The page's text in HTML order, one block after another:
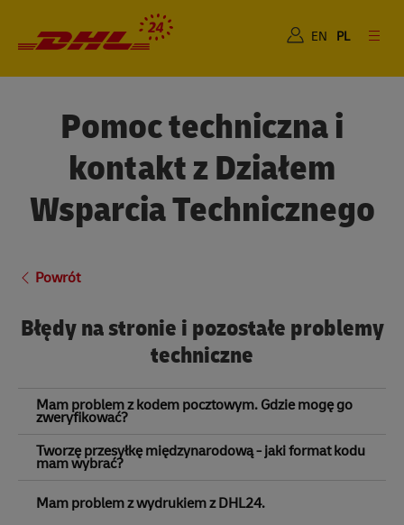
EN PL
Pomoc techniczna i
kontakt z Działem
Wsparcia Technicznego
Powrót
Błędy na stronie i pozostałe problemy
techniczne
Mam problem z kodem pocztowym. Gdzie mogę go
zweryfikować?
Tworzę przesyłkę międzynarodową - jaki format kodu
mam wybrać?
Mam problem z wydrukiem z DHL24.